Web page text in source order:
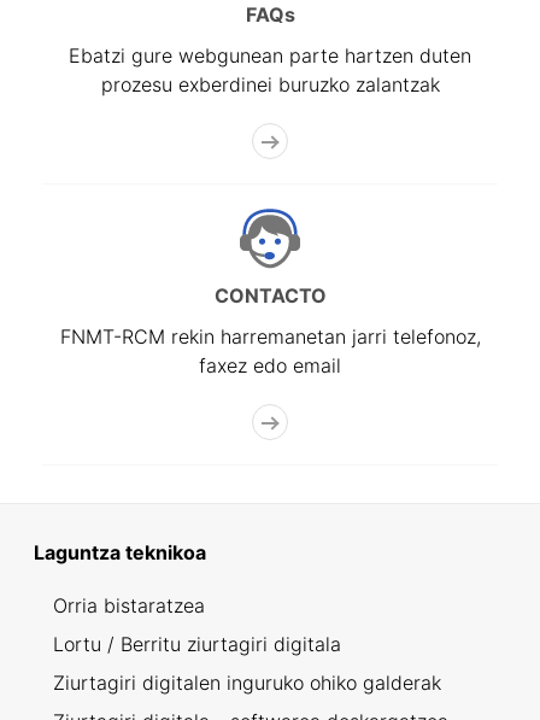
FAQs
Ebatzi gure webgunean parte hartzen duten
prozesu exberdinei buruzko zalantzak
CONTACTO
FNMT-RCM rekin harremanetan jarri telefonoz,
faxez edo email
Laguntza teknikoa
Orria bistaratzea
Lortu / Berritu ziurtagiri digitala
Ziurtagiri digitalen inguruko ohiko galderak